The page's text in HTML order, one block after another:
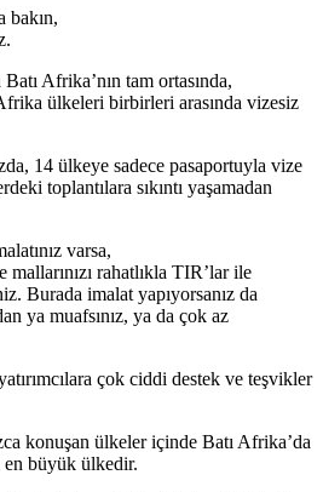
bakın,
Afrika’nın tam ortasında,
ülkeleri birbirleri arasında vizesiz
14 ülkeye sadece pasaportuyla vize
toplantılara sıkıntı yaşamadan
varsa,
rahatlıkla TIR’lar ile
Burada imalat yapıyorsanız da
ya muafsınız, ya da çok az
çok ciddi destek ve teşvikler
konuşan ülkeler içinde Batı Afrika’da
en büyük ülkedir.